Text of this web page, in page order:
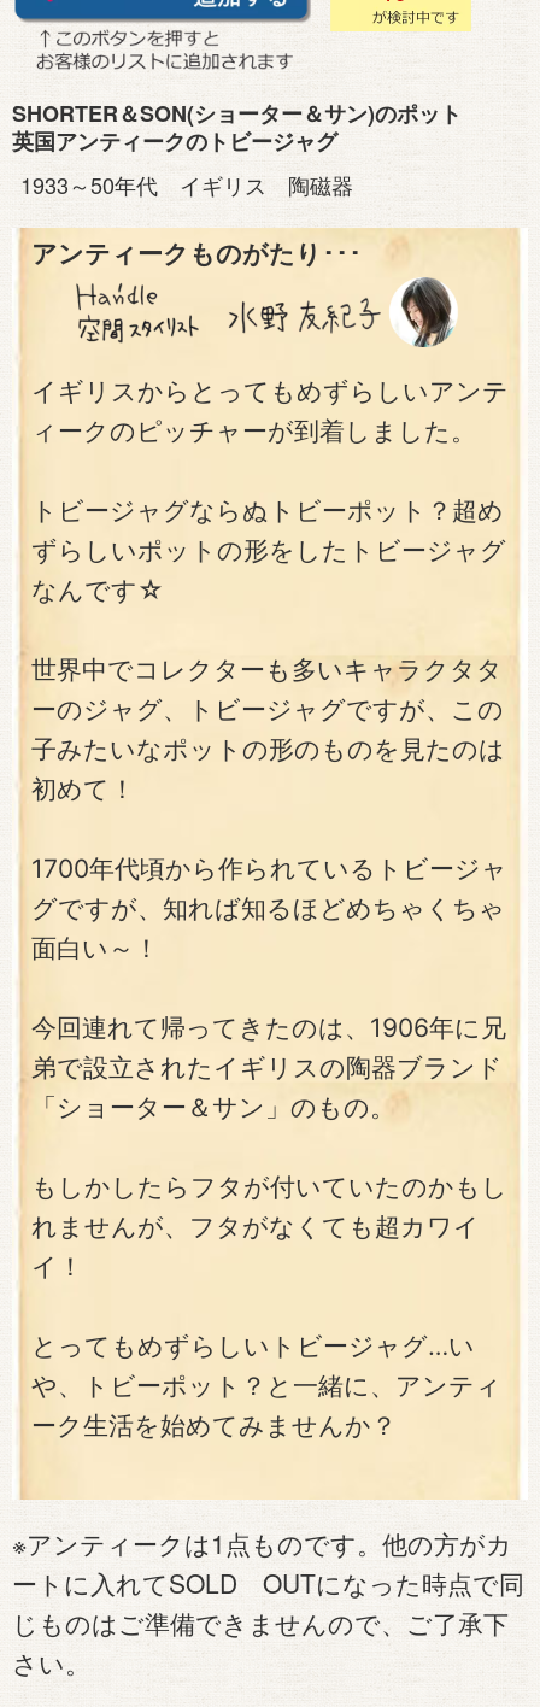
SHORTER＆SON(ショーター＆サン)のポット
英国アンティークのトビージャグ
1933～50年代 イギリス 陶磁器
アンティークものがたり･･･
イギリスからとってもめずらしいアンテ
ィークのピッチャーが到着しました。
トビージャグならぬトビーポット？超め
ずらしいポットの形をしたトビージャグ
なんです☆
世界中でコレクターも多いキャラクタタ
ーのジャグ、トビージャグですが、この
子みたいなポットの形のものを見たのは
初めて！
1700年代頃から作られているトビージャ
グですが、知れば知るほどめちゃくちゃ
面白い～！
今回連れて帰ってきたのは、1906年に兄
弟で設立されたイギリスの陶器ブランド
「ショーター＆サン」のもの。
もしかしたらフタが付いていたのかもし
れませんが、フタがなくても超カワイ
イ！
とってもめずらしいトビージャグ…い
や、トビーポット？と一緒に、アンティ
ーク生活を始めてみませんか？
※アンティークは1点ものです。他の方がカ
ートに入れてSOLD OUTになった時点で同
じものはご準備できませんので、ご了承下
さい。